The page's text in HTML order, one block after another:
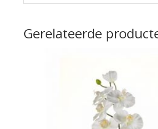
Gerelateerde